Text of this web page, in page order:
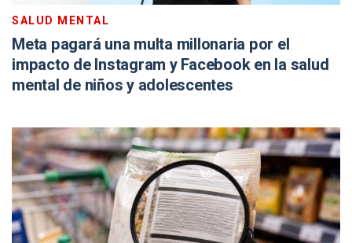
SALUD MENTAL
Meta pagará una multa millonaria por el
impacto de Instagram y Facebook en la salud
mental de niños y adolescentes